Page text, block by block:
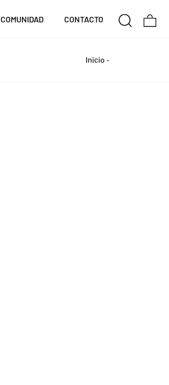
COMUNIDAD CONTACTO
Inicio -